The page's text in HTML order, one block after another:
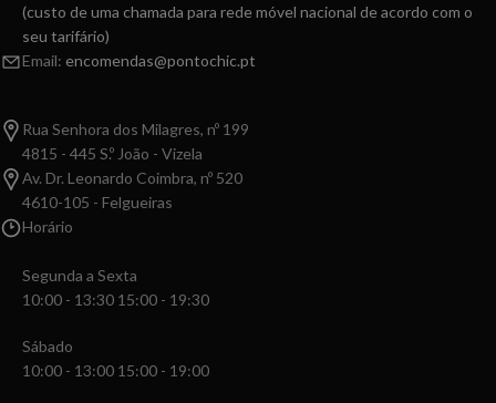
(custo de uma chamada para rede móvel nacional de acordo com o
seu tarifário)
Email: encomendas@pontochic.pt
Rua Senhora dos Milagres, nº 199
4815 - 445 S.º João - Vizela
Av. Dr. Leonardo Coimbra, nº 520
4610-105 - Felgueiras
Horário
Segunda a Sexta
10:00 - 13:30 15:00 - 19:30
Sábado
10:00 - 13:00 15:00 - 19:00